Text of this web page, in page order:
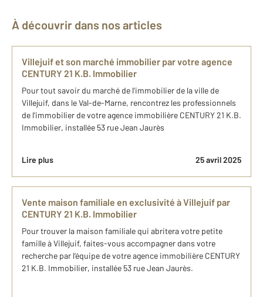
À découvrir dans nos articles
Villejuif et son marché immobilier par votre agence
CENTURY 21 K.B. Immobilier
Pour tout savoir du marché de l'immobilier de la ville de
Villejuif, dans le Val-de-Marne, rencontrez les professionnels
de l'immobilier de votre agence immobilière CENTURY 21 K.B.
Immobilier, installée 53 rue Jean Jaurès
Lire plus 25 avril 2025
Vente maison familiale en exclusivité à Villejuif par
CENTURY 21 K.B. Immobilier
Pour trouver la maison familiale qui abritera votre petite
famille à Villejuif, faites-vous accompagner dans votre
recherche par l’équipe de votre agence immobilière CENTURY
21 K.B. Immobilier, installée 53 rue Jean Jaurès.